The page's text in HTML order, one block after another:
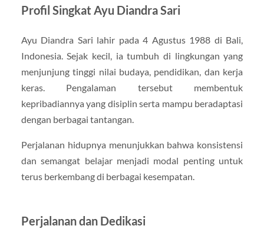
Profil Singkat Ayu Diandra Sari
Ayu Diandra Sari lahir pada 4 Agustus 1988 di Bali,
Indonesia. Sejak kecil, ia tumbuh di lingkungan yang
menjunjung tinggi nilai budaya, pendidikan, dan kerja
keras. Pengalaman tersebut membentuk
kepribadiannya yang disiplin serta mampu beradaptasi
dengan berbagai tantangan.
Perjalanan hidupnya menunjukkan bahwa konsistensi
dan semangat belajar menjadi modal penting untuk
terus berkembang di berbagai kesempatan.
Perjalanan dan Dedikasi